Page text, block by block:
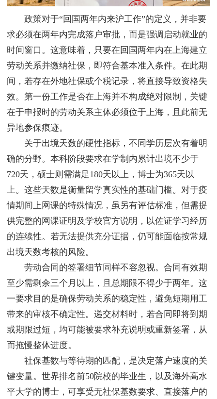
政策对于“回国两年内来沪工作”的定义，并非要
求必须在两年内完成落户审批，而是强调启动就业的
时间窗口。这意味着，只要在回国两年内在上海建立
劳动关系并缴纳社保，即符合基本准入条件。在此期
间，若存在外地社保或个税记录，将直接导致资格失
效。第一份工作是否在上海并不构成绝对限制，关键
在于申报时的劳动关系主体必须位于上海，且此前无
异地参保痕迹。
关于出境天数的硬性指标，不同学历层次有着明
确的分野。本科阶段要求在学制内累计出境不少于
720天，硕士则需满足180天以上，博士为365天以
上。这些天数是衡量留学真实性的基础门槛。对于疫
情期间上网课的特殊情况，虽另有评估标准，但需提
供完整的网课证明及学校官方说明，以佐证学习经历
的连续性。若无法提供充分证据，仍可能面临按常规
出境天数考核的风险。
劳动合同的签署细节同样不容忽视。合同有效期
至少需剩余三个月以上，且总期限不得少于两年。这
一要求目的是确保劳动关系的稳定性，避免短期用工
带来的审核不确定性。递交材料时，若合同即将到期
或期限过短，均可能被要求补充说明或重新签署，从
而拖慢整体进度。
社保基数与等待期的匹配，是决定落户速度的关
键变量。世界排名前50院校的毕业生，以及海外高水
平大学的博士，可享受无社保基数要求、直接落户的